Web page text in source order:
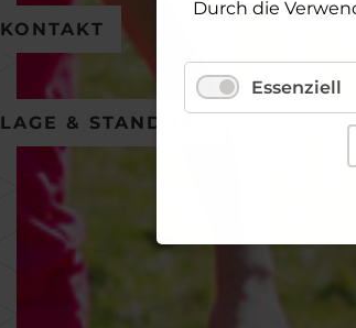
KONTAKT
LAGE & STANDORT
Durch die
Essenziell